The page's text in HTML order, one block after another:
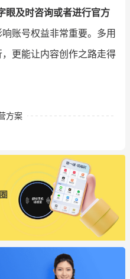
眼及时咨询或者进行官方
账号权益非常重要。多用
更能让内容创作之路走得
方案